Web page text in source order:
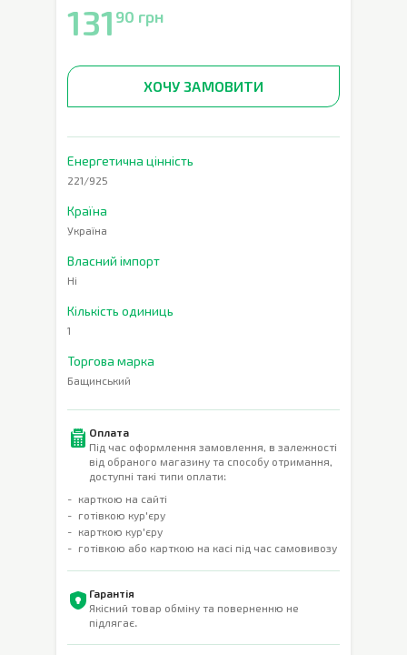
131 90 грн
ХОЧУ ЗАМОВИТИ
Енергетична цінність
221/925
Країна
Україна
Власний імпорт
Ні
Кількість одиниць
1
Торгова марка
Бащинський
Оплата
Під час оформлення замовлення, в залежності
від обраного магазину та способу отримання,
доступні такі типи оплати:
карткою на сайті
готівкою кур'єру
карткою кур'єру
готівкою або карткою на касі під час самовивозу
Гарантія
Якісний товар обміну та поверненню не
підлягає.